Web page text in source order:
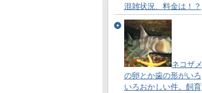
混雑状況、料金は！？
ネコザメ
の卵とか歯の形がいろ
いろおかしい件。飼育